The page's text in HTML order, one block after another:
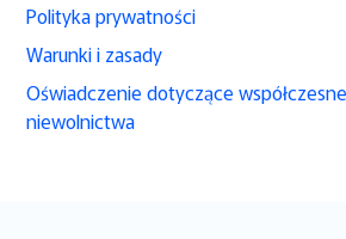
Polityka prywatności
Warunki i zasady
Oświadczenie dotyczące
niewolnictwa